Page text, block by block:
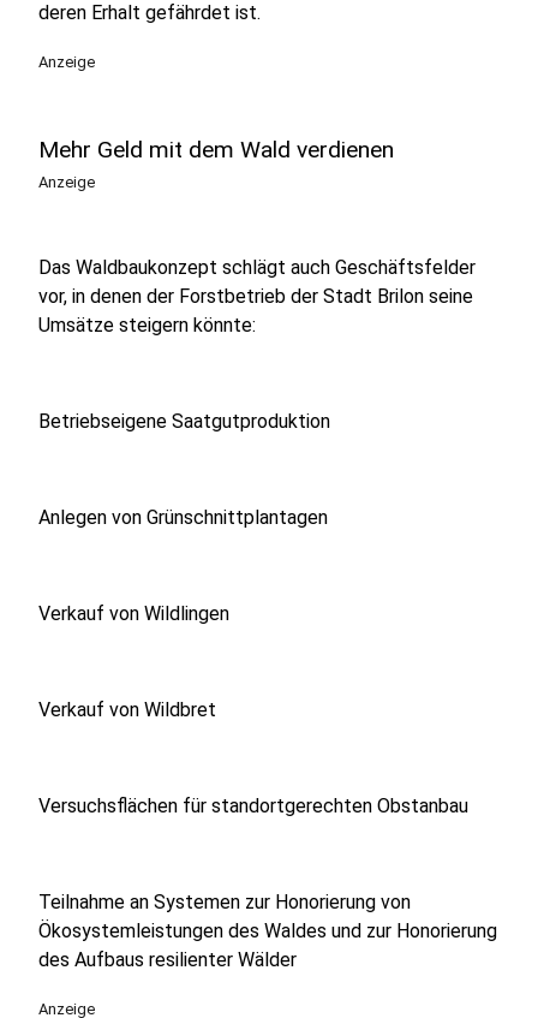
deren Erhalt gefährdet ist.
Anzeige
Mehr Geld mit dem Wald verdienen
Anzeige
Das Waldbaukonzept schlägt auch Geschäftsfelder
vor, in denen der Forstbetrieb der Stadt Brilon seine
Umsätze steigern könnte:
Betriebseigene Saatgutproduktion
Anlegen von Grünschnittplantagen
Verkauf von Wildlingen
Verkauf von Wildbret
Versuchsflächen für standortgerechten Obstanbau
Teilnahme an Systemen zur Honorierung von
Ökosystemleistungen des Waldes und zur Honorierung
des Aufbaus resilienter Wälder
Anzeige